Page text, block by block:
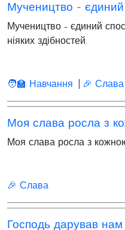
Мучеництво - єдиний
ніяких здібностей.
🧑‍🏫 Навчання
🎉 Слава
Моя слава росла з
🎉 Слава
Господь дарував нам